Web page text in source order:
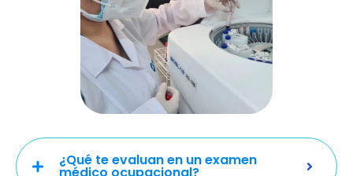
¿Qué te evaluan en un examen